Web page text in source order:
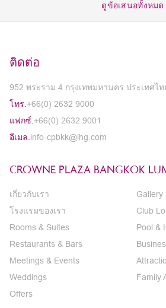
ดูข้อเสนอทั้งหมด
ติดต่อ
952 พระราม 4 กรุงเทพมหานคร ประเทศไท
โทร. +66(0) 2632 9000
แฟกซ์. +66(0) 2632 9001
อีเมล. info-cpbkk@ihg.com
CROWNE PLAZA BANGKOK
เกี่ยวกับเรา
โรงแรมของเรา
Rooms & Suites
Restaurants & Bars
Meetings & Events
Weddings
Offers
Gallery
Club
Pool &
Family